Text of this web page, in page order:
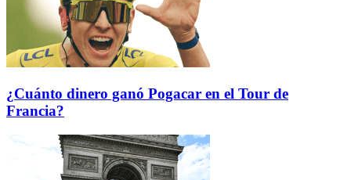
¿Cuánto dinero ganó Pogacar en el Tour de
Francia?